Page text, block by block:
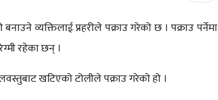
व्यक्तिलाई प्रहरीले पक्राउ गरेको छ । पक्राउ पर्नेमा
रहेका छन् ।
खटिएको टोलीले पक्राउ गरेको हो ।